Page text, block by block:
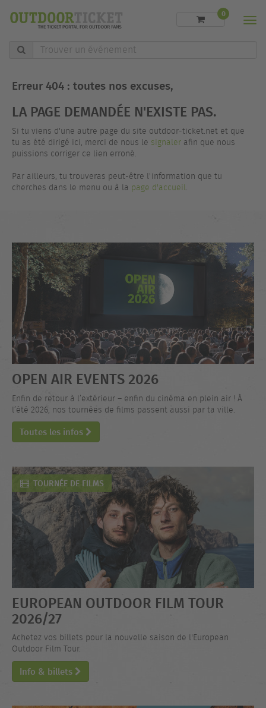
Trouver
0
Erreur 404 : toutes nos excuses,
LA PAGE DEMANDÉE N'EXISTE PAS.
Si tu viens d'une autre page du site outdoor-ticket.net et que
tu as été dirigé ici, merci de nous le signaler afin que nous
puissions corriger ce lien erroné.
Par ailleurs, tu trouveras peut-être l'information que tu
cherches dans le menu ou à la page d'accueil.
OPEN AIR EVENTS 2026
Enfin de retour à l’extérieur – enfin du cinéma en plein air ! À
l’été 2026, nos tournées de films passent aussi par ta ville.
Toutes les infos
TOURNÉE DE FILMS
EUROPEAN OUTDOOR FILM TOUR
2026/27
Achetez vos billets pour la nouvelle saison de l'European
Outdoor Film Tour.
Info & billets